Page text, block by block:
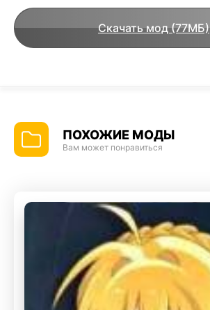
Скачать мод (77МБ)
ПОХОЖИЕ МОДЫ
Вам может понравиться